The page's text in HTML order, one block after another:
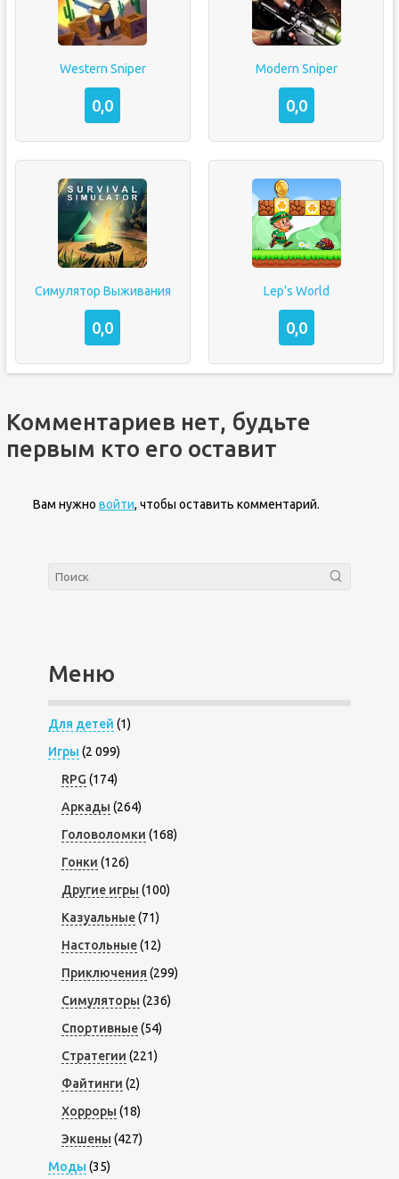
Western Sniper
0,0
Modern Sniper
0,0
Симулятор Выживания
0,0
Lep’s World
0,0
Комментариев нет, будьте
первым кто его оставит
Вам нужно войти, чтобы оставить комментарий.
Меню
Для детей (1)
Игры (2 099)
RPG (174)
Аркады (264)
Головоломки (168)
Гонки (126)
Другие игры (100)
Казуальные(71)
Настольные(12)
Приключения (299)
Симуляторы (236)
Спортивные(54)
Стратегии (221)
Файтинги (2)
Хорроры (18)
Экшены (427)
Моды (35)